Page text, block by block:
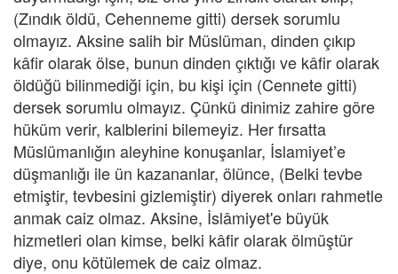
(Zındık öldü, Cehenneme gitti) dersek sorumlu
olmayız. Aksine salih bir Müslüman, dinden çıkıp
kâfir olarak ölse, bunun dinden çıktığı ve kâfir olarak
öldüğü bilinmediği için, bu kişi için (Cennete gitti)
dersek sorumlu olmayız. Çünkü dinimiz zahire göre
hüküm verir, kalblerini bilemeyiz. Her fırsatta
Müslümanlığın aleyhine konuşanlar, İslamiyet’e
düşmanlığı ile ün kazananlar, ölünce, (Belki tevbe
etmiştir, tevbesini gizlemiştir) diyerek onları rahmetle
anmak caiz olmaz. Aksine, İslâmiyet'e büyük
hizmetleri olan kimse, belki kâfir olarak ölmüştür
diye, onu kötülemek de caiz olmaz.